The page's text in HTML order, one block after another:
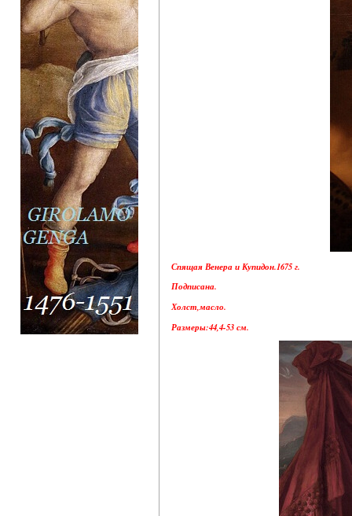
Спящая Венера и Купидон.1675 г.
Подписана.
Холст,масло.
Размеры:44,4-53 см.